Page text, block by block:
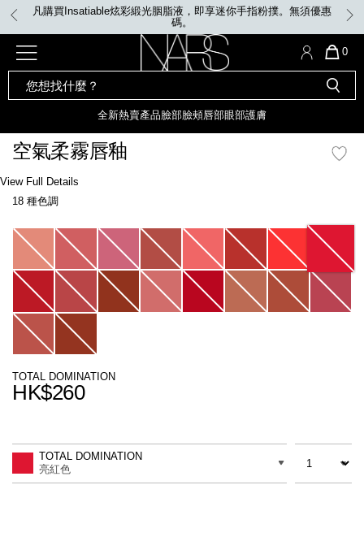
凡購買Insatiable炫彩緞光胭脂液，即享迷你手指粉撲。無須優惠
碼。
選單"
Nars
0
SEARCH
CATALOG
全新熱賣產品臉部臉頰唇部眼部護膚
全新LIGHT REFLECTING™ 原生光
亮肌卸妝油
全新色調LIGHT REFLECTING™ 原
生光幻彩蜜粉餅
全新 INSATIABLE炫彩緞光胭脂液
全新LIGHT REFLECTING™ 原生光
亮肌系列
線上購物禮遇
電子禮品卡
線上虛擬試妝
彩妝組合及禮品
臉部
唇部
眼部
粉底
胭脂
唇膏
瀏覽全部
熱賣產品
空氣柔霧唇釉
Details
/zh/
Item
999NAC0000114_hk
View Full Details
18 種色調
Variations
TOTAL DOMINATION
HK$260
to
cart
options
Actions
差別
TOTAL DOMINATION
亮紅色
數量